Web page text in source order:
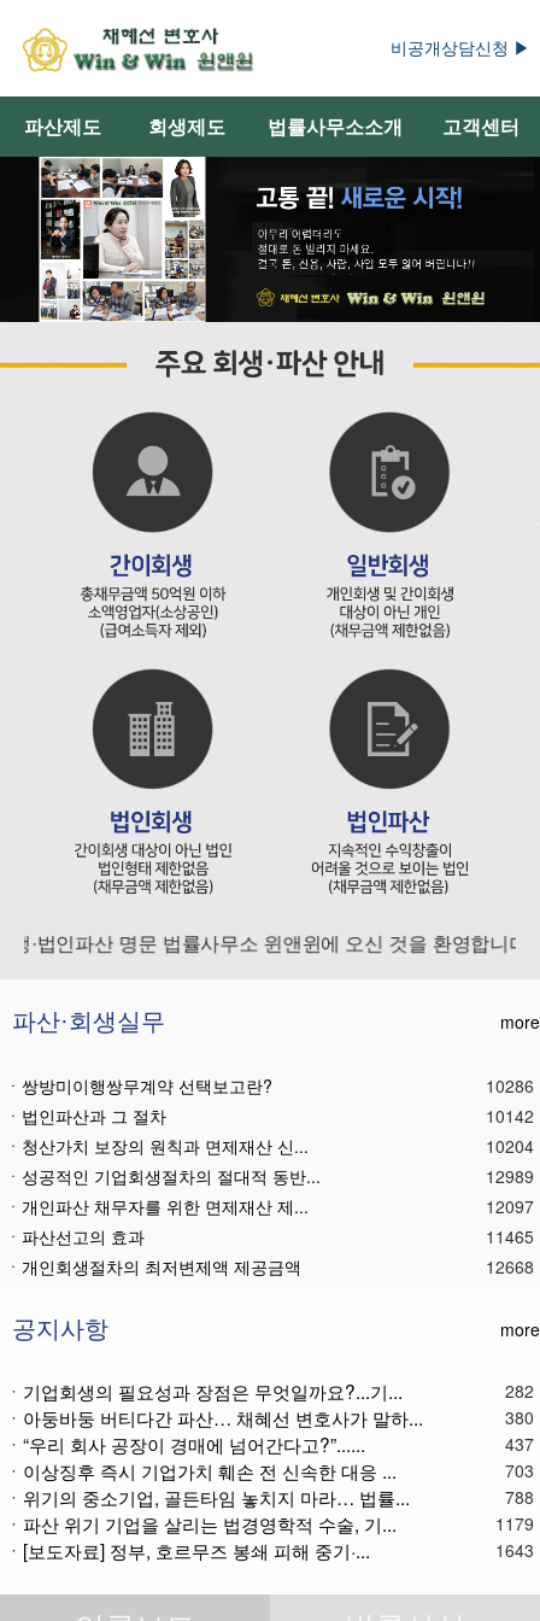
비공개상담신청 ▶
파산제도 회생제도 법률사무소소개 고객센터
법인파산 명문 법률사무소 윈앤윈에 오신 것을 환영합니다.
파산·회생실무 more
ㆍ쌍방미이행쌍무계약 선택보고란?
10286
ㆍ법인파산과 그 절차
10142
ㆍ청산가치 보장의 원칙과 면제재산 신...
10204
ㆍ성공적인 기업회생절차의 절대적 동반...
12989
ㆍ개인파산 채무자를 위한 면제재산 제...
12097
ㆍ파산선고의 효과
11465
ㆍ 개인회생절차의 최저변제액 제공금액
12668
ㆍ기업회생제도와 기업파산제도
11617
ㆍ법인파산 후 이사의 연대보증책임 해...
11571
ㆍ법인파산절차와 기업회생절차 개요
11866
ㆍ개인회생재단채권(우선권이 있는 채권...
11112
ㆍ개인회생재단이란?
11035
ㆍ개인회생채권이란?
11271
ㆍ가용소득이란?
11219
ㆍ회생신청 후 경매절차 정지신청은?
ㆍ별제권부 채권(회생절차에서의 근저당...
12173
공지사항 more
ㆍ기업회생의 필요성과 장점은 무엇일까요?...기... 282
ㆍ아둥바둥 버티다간 파산… 채혜선 변호사가 말하... 380
ㆍ“우리 회사 공장이 경매에 넘어간다고?”...... 437
ㆍ이상징후 즉시 기업가치 훼손 전 신속한 대응 ... 703
ㆍ위기의 중소기업, 골든타임 놓치지 마라… 법률... 788
ㆍ파산 위기 기업을 살리는 법경영학적 수술, 기... 1179
ㆍ[보도자료] 정부, 호르무즈 봉쇄 피해 중기·... 1643